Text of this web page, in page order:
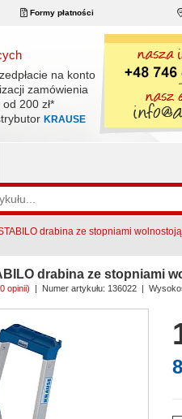
Formy płatności
na konto
zamówienia
200 zł*
KRAUSE
drabina ze stopniami
drabina ze stopniami
opinii) | Numer artykułu: 136022 |